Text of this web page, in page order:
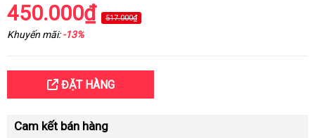
450.000₫ 517.000₫
Khuyến mãi:-13%
ĐẶT HÀNG
Cam kết bán hàng